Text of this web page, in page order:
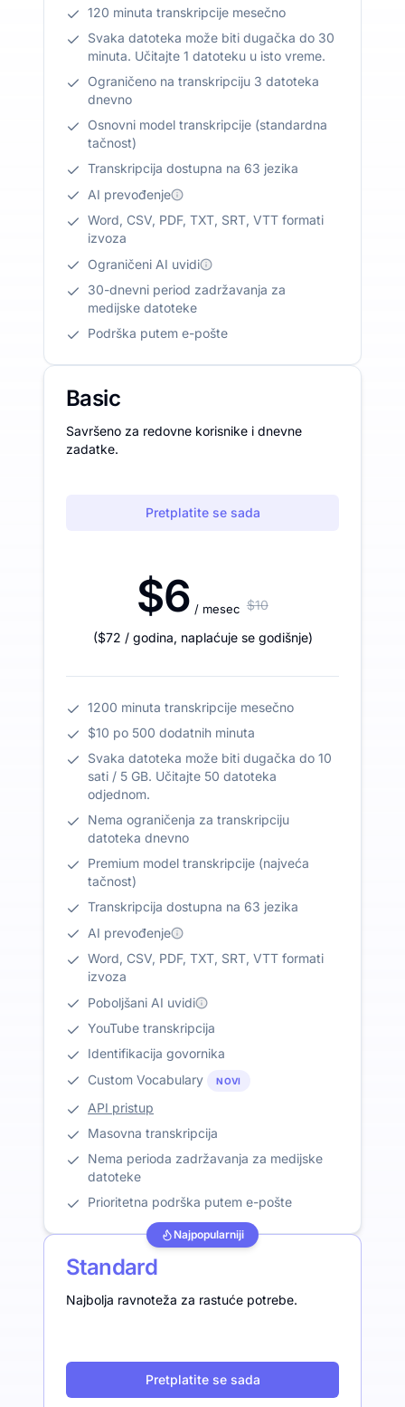
120 minuta transkripcije mesečno
Svaka datoteka može biti dugačka do 30
minuta. Učitajte 1 datoteku u isto vreme.
Ograničeno na transkripciju 3 datoteka
dnevno
Osnovni model transkripcije (standardna
tačnost)
Transkripcija dostupna na 63 jezika
AI prevođenje
Word, CSV, PDF, TXT, SRT, VTT formati
izvoza
Ograničeni AI uvidi
30-dnevni period zadržavanja za
medijske datoteke
Podrška putem e-pošte
Basic
Savršeno za redovne korisnike i dnevne
zadatke.
Pretplatite se sada
$6 / mesec $10
($72 / godina, naplaćuje se godišnje)
1200 minuta transkripcije mesečno
$10 po 500 dodatnih minuta
Svaka datoteka može biti dugačka do 10
sati / 5 GB. Učitajte 50 datoteka
odjednom.
Nema ograničenja za transkripciju
datoteka dnevno
Premium model transkripcije (najveća
tačnost)
Transkripcija dostupna na 63 jezika
AI prevođenje
Word, CSV, PDF, TXT, SRT, VTT formati
izvoza
Poboljšani AI uvidi
YouTube transkripcija
Identifikacija govornika
Custom Vocabulary
NOVI
API pristup
Masovna transkripcija
Nema perioda zadržavanja za medijske
datoteke
Prioritetna podrška putem e-pošte
Najpopularniji
Standard
Najbolja ravnoteža za rastuće potrebe.
Pretplatite se sada